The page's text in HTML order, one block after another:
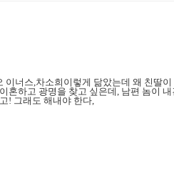
너스,차소희이렇게 닮았는데 왜 친딸
하고 광명을 찾고 싶은데, 남편 놈이
! 그래도 해내야 한다,